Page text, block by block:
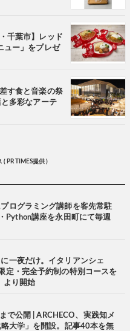
千葉市】レッド
ュー」をプレゼ
す食と音楽の祭
多彩なアーテ
( PR TIMES提供 )
ログラミング講師を客先常駐
Python講座を永田町にて毎週
一夜だけ。イタリアンシェ
定・完全予約制の特別コースを
より開始
で公開 | ARCHECO、実践知メ
大学」を開設。記事40本を無